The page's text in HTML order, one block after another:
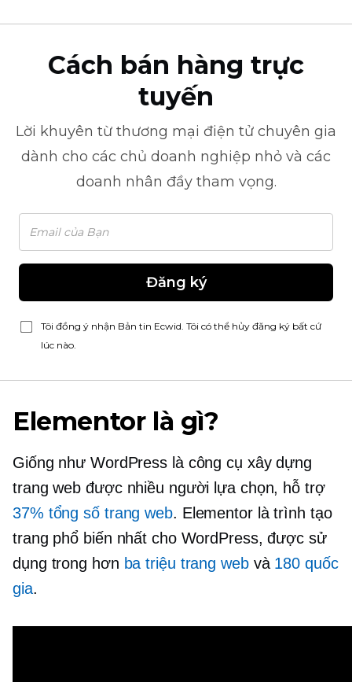
Cách bán hàng trực
tuyến
Lời khuyên từ thương mại điện tử chuyên gia
dành cho các chủ doanh nghiệp nhỏ và các
doanh nhân đầy tham vọng.
Đăng ký
Tôi đồng ý nhận Bản tin Ecwid. Tôi có thể hủy đăng ký bất cứ
lúc nào.
Elementor là gì?
Giống như WordPress là công cụ xây dựng
trang web được nhiều người lựa chọn, hỗ trợ
37% tổng số trang web. Elementor là trình tạo
trang phổ biến nhất cho WordPress, được sử
dụng trong hơn ba triệu trang webvà 180 quốc
gia.